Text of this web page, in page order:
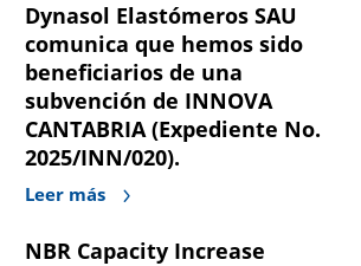
Dynasol Elastómeros SAU
comunica que hemos sido
beneficiarios de una
subvención de INNOVA
CANTABRIA (Expediente No.
2025/INN/020).
Leer más
NBR Capacity Increase